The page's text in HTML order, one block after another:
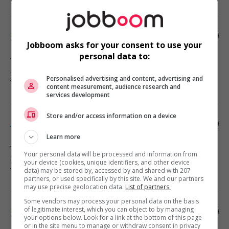
Conseiller spécialisé
Vancouver
(13 km)
Vente, achat et service à la clientèle
Associe' au service a' la cliente'le'
Vancouver , BC
(13 km)
Vente, achat et service à la clientèle
Caissier en chef
Jobboom asks for your consent to use your
personal data to:
Personalised advertising and content, advertising and
content measurement, audience research and
services development
Store and/or access information on a device
Learn more
Your personal data will be processed and information from
your device (cookies, unique identifiers, and other device
data) may be stored by, accessed by and shared with 207
partners, or used specifically by this site. We and our partners
may use precise geolocation data. List of partners.
Some vendors may process your personal data on the basis
of legitimate interest, which you can object to by managing
your options below. Look for a link at the bottom of this page
or in the site menu to manage or withdraw consent in privacy